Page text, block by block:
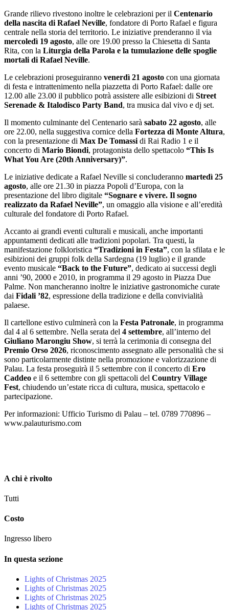
Grande rilievo rivestono inoltre le celebrazioni per il Centenario
della nascita di Rafael Neville, fondatore di Porto Rafael e figura
centrale nella storia del territorio. Le iniziative prenderanno il via
mercoledì 19 agosto, alle ore 19.00 presso la Chiesetta di Santa
Rita, con la Liturgia della Parola e la tumulazione delle spoglie
mortali di Rafael Neville.
Le celebrazioni proseguiranno venerdì 21 agosto con una giornata
di festa e intrattenimento nella piazzetta di Porto Rafael: dalle ore
12.00 alle 23.00 il pubblico potrà assistere alle esibizioni di Street
Serenade & Italodisco Party Band, tra musica dal vivo e dj set.
Il momento culminante del Centenario sarà sabato 22 agosto, alle
ore 22.00, nella suggestiva cornice della Fortezza di Monte Altura,
con la presentazione di Max De Tomassi di Rai Radio 1 e il
concerto di Mario Biondi, protagonista dello spettacolo “This Is
What You Are (20th Anniversary)”.
Le iniziative dedicate a Rafael Neville si concluderanno martedì 25
agosto, alle ore 21.30 in piazza Popoli d’Europa, con la
presentazione del libro digitale “Sognare e vivere. Il sogno
realizzato da Rafael Neville”, un omaggio alla visione e all’eredità
culturale del fondatore di Porto Rafael.
Accanto ai grandi eventi culturali e musicali, anche importanti
appuntamenti dedicati alle tradizioni popolari. Tra questi, la
manifestazione folkloristica “Tradizioni in Festa”, con la sfilata e le
esibizioni dei gruppi folk della Sardegna (19 luglio) e il grande
evento musicale “Back to the Future”, dedicato ai successi degli
anni ’90, 2000 e 2010, in programma il 29 agosto in Piazza Due
Palme. Non mancheranno inoltre le iniziative gastronomiche curate
dai Fidali ’82, espressione della tradizione e della convivialità
palaese.
Il cartellone estivo culminerà con la Festa Patronale, in programma
dal 4 al 6 settembre. Nella serata del 4 settembre, all’interno del
Giuliano Marongiu Show, si terrà la cerimonia di consegna del
Premio Orso 2026, riconoscimento assegnato alle personalità che si
sono particolarmente distinte nella promozione e valorizzazione di
Palau. La festa proseguirà il 5 settembre con il concerto di Ero
Caddeo e il 6 settembre con gli spettacoli del Country Village
Fest, chiudendo un’estate ricca di cultura, musica, spettacolo e
partecipazione.
Per informazioni: Ufficio Turismo di Palau – tel. 0789 770896 –
www.palauturismo.com
A chi è rivolto
Tutti
Costo
Ingresso libero
In questa sezione
Lights of Christmas 2025
Lights of Christmas 2025
Lights of Christmas 2025
Lights of Christmas 2025